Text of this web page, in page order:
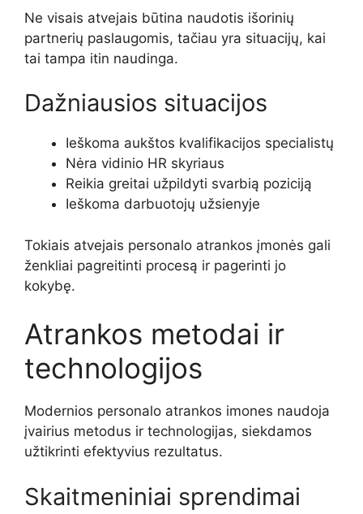
Ne visais atvejais būtina naudotis išorinių
partnerių paslaugomis, tačiau yra situacijų, kai
tai tampa itin naudinga.
Dažniausios situacijos
Ieškoma aukštos kvalifikacijos specialistų
Nėra vidinio HR skyriaus
Reikia greitai užpildyti svarbią poziciją
Ieškoma darbuotojų užsienyje
Tokiais atvejais personalo atrankos įmonės gali
ženkliai pagreitinti procesą ir pagerinti jo
kokybę.
Atrankos metodai ir
technologijos
Modernios personalo atrankos imones naudoja
įvairius metodus ir technologijas, siekdamos
užtikrinti efektyvius rezultatus.
Skaitmeniniai sprendimai